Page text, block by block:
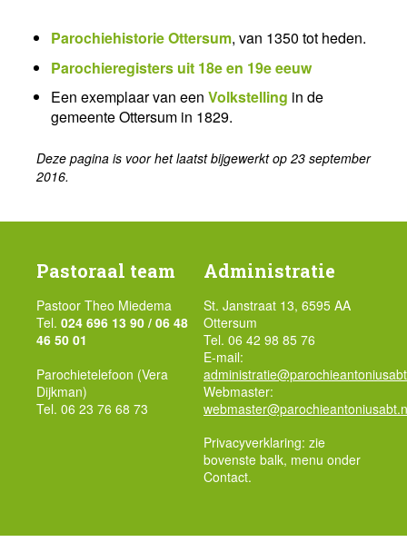
Parochiehistorie Ottersum, van 1350 tot heden.
Parochieregisters uit 18e en 19e eeuw
Een exemplaar van een Volkstelling in de
gemeente Ottersum in 1829.
Deze pagina is voor het laatst bijgewerkt op 23 september
2016.
Pastoraal team
Pastoor Theo Miedema
Tel. 024 696 13 90 / 06 48
46 50 01
Parochietelefoon (Vera
Dijkman)
Tel. 06 23 76 68 73
Administratie
St. Janstraat 13, 6595 AA
Ottersum
Tel. 06 42 98 85 76
E-mail:
Webmaster:
Privacyverklaring: zie
bovenste balk, menu onder
Contact.